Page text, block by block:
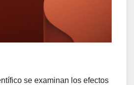
se examinan los efectos